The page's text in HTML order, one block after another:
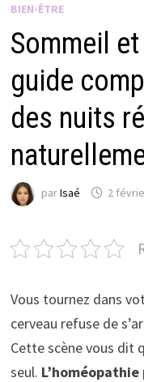
BIEN-ÊTRE
Sommeil
guide
des nuits
parIsaé 2
Vous tournez dans
cerveau refuse de
Cette scène vous dit
seul.